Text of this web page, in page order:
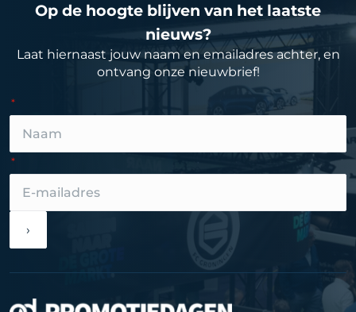
Op de hoogte blijven van het laatste
nieuws?
Laat hiernaast jouw naam en emailadres achter, en
ontvang onze nieuwbrief!
›